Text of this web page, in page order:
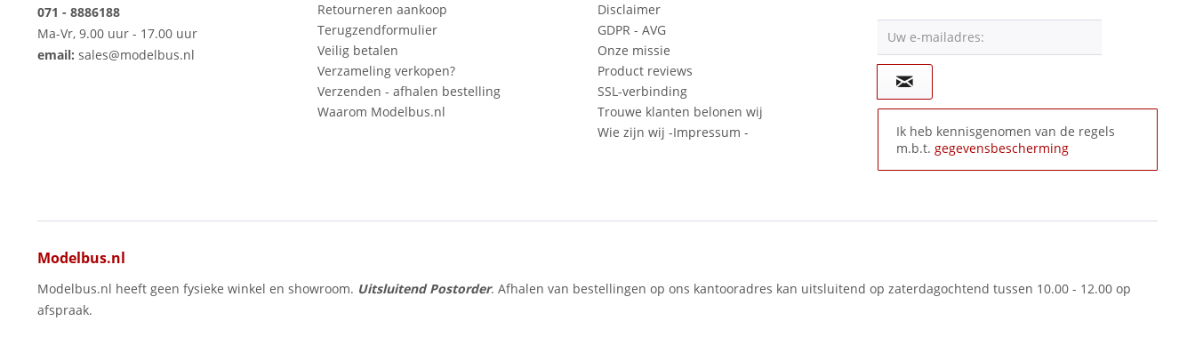
071 - 8886188
Ma-Vr, 9.00 uur - 17.00 uur
email: sales@modelbus.nl
Retourneren aankoop
Terugzendformulier
Veilig betalen
Verzameling verkopen?
Verzenden - afhalen bestelling
Waarom Modelbus.nl
Disclaimer
GDPR - AVG
Onze missie
Product reviews
SSL-verbinding
Trouwe klanten belonen wij
Wie zijn wij -Impressum -
Uw e-mailadres:
Ik heb kennisgenomen van de regels
m.b.t. gegevensbescherming
Modelbus.nl
Modelbus.nl heeft geen fysieke winkel en showroom. Uitsluitend Postorder. Afhalen van bestellingen op ons kantooradres kan uitsluitend op zaterdagochtend tussen 10.00 - 12.00 op
afspraak.